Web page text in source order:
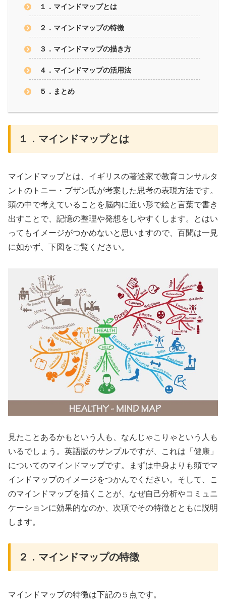
１．マインドマップとは
２．マインドマップの特徴
３．マインドマップの描き方
４．マインドマップの活用法
５．まとめ
１．マインドマップとは
マインドマップとは、イギリスの著述家で教育コンサルタ
ントのトニー・ブザン氏が考案した思考の表現方法です。
頭の中で考えていることを脳内に近い形で絵と言葉で書き
出すことで、記憶の整理や発想をしやすくします。とはい
ってもイメージがつかめないと思いますので、百聞は一見
に如かず、下図をご覧ください。
見たことあるかもという人も、なんじゃこりゃという人も
いるでしょう。英語版のサンプルですが、これは「健康」
についてのマインドマップです。まずは中身よりも頭でマ
インドマップのイメージをつかんでください。そして、こ
のマインドマップを描くことが、なぜ自己分析やコミュニ
ケーションに効果的なのか、次項でその特徴とともに説明
します。
２．マインドマップの特徴
マインドマップの特徴は下記の５点です。